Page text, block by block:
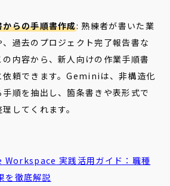
らの手順書作成: 熟練者が書いた業
過去のプロジェクト完了報告書な
の内容から、新人向けの作業手順書
依頼できます。Geminiは、非構造化
手順を抽出し、箇条書きや表形式で
してくれます。
Workspace 実践活用ガイド：職種
を徹底解説